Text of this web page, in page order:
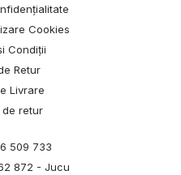
Cookies
Condiții
Retur
Livrare
de retur
509 733
872 - Jucu